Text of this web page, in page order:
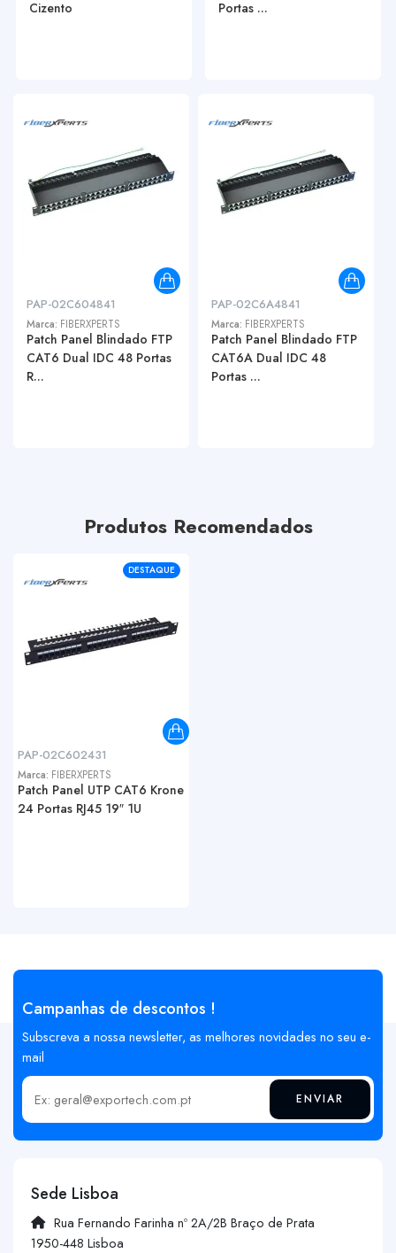
Cizento Portas ...
PAP-02C604841
Marca: FIBERXPERTS
Patch Panel Blindado FTP
CAT6 Dual IDC 48 Portas
R...
PAP-02C6A4841
Marca: FIBERXPERTS
Patch Panel Blindado FTP
CAT6A Dual IDC 48
Portas ...
Produtos Recomendados
DESTAQUE
PAP-02C602431
Marca: FIBERXPERTS
Patch Panel UTP CAT6 Krone
24 Portas RJ45 19″ 1U
Campanhas de descontos !
Subscreva a nossa newsletter, as melhores novidades no seu e-
mail
Insira o seu email ENVIAR
Sede Lisboa
Rua Fernando Farinha nº 2A/2B Braço de Prata
1950-448 Lisboa